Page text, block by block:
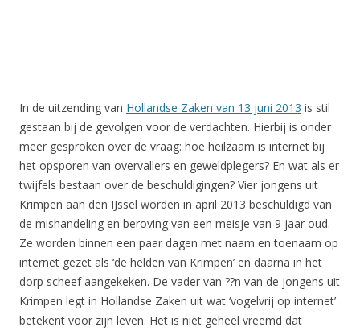
In de uitzending van Hollandse Zaken van 13 juni 2013 is stil
gestaan bij de gevolgen voor de verdachten. Hierbij is onder
meer gesproken over de vraag: hoe heilzaam is internet bij
het opsporen van overvallers en geweldplegers? En wat als er
twijfels bestaan over de beschuldigingen? Vier jongens uit
Krimpen aan den IJssel worden in april 2013 beschuldigd van
de mishandeling en beroving van een meisje van 9 jaar oud.
Ze worden binnen een paar dagen met naam en toenaam op
internet gezet als ‘de helden van Krimpen’ en daarna in het
dorp scheef aangekeken. De vader van ??n van de jongens uit
Krimpen legt in Hollandse Zaken uit wat ‘vogelvrij op internet’
betekent voor zijn leven. Het is niet geheel vreemd dat